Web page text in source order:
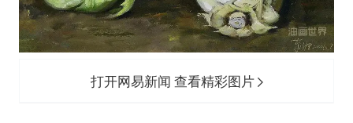
打开网易新闻 查看精彩图片